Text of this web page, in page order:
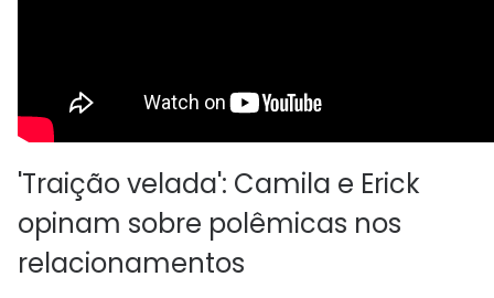
'Traição velada': Camila e Erick
opinam sobre polêmicas nos
relacionamentos